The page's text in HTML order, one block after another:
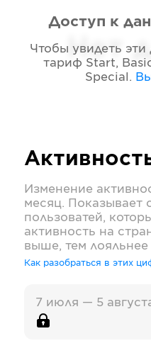
Нет
Доступ к
Чтобы увидеть
тариф Start,
Special .
Изменение
месяц. Показывает
пользоватей,
активность на
выше, тем лояльнее
Как разобраться в этих
7 июля — 5